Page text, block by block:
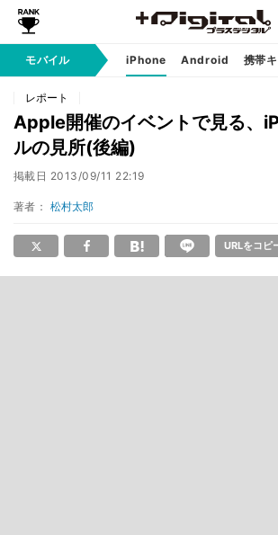
モバイル iPhone Android 携帯
レポート
Apple開催のイベントで見る、
ルの見所(後編)
掲載日 2013/09/11 22:19
著者： 松村太郎
URLをコピ